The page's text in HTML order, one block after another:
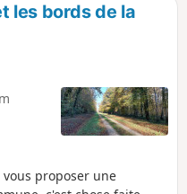
les bords de la
proposer une